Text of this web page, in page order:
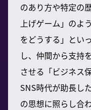
のあり方や特定の
上げゲーム」のよ
をどうする」とい
し、仲間から支持
させる「ビジネス
SNS時代が助長し
の思想に照らし合